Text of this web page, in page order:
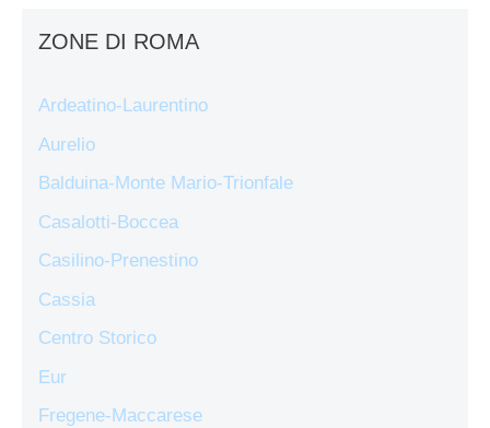
ZONE DI ROMA
Ardeatino-Laurentino
Aurelio
Balduina-Monte Mario-Trionfale
Casalotti-Boccea
Casilino-Prenestino
Cassia
Centro Storico
Eur
Fregene-Maccarese